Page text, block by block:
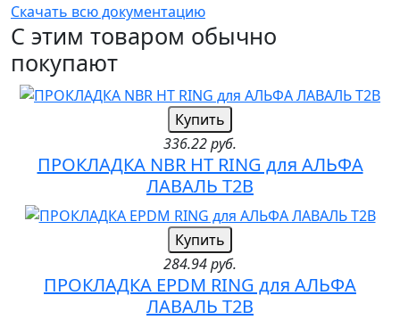
Скачать всю документацию
С этим товаром обычно
покупают
Купить
336.22 руб.
ПРОКЛАДКА NBR HT RING для АЛЬФА
ЛАВАЛЬ T2B
Купить
284.94 руб.
ПРОКЛАДКА EPDM RING для АЛЬФА
ЛАВАЛЬ T2B